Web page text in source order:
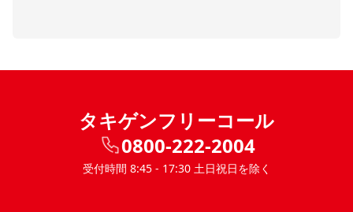
タキゲンフリーコール
0800-222-2004
受付時間 8:45 - 17:30 土日祝日を除く